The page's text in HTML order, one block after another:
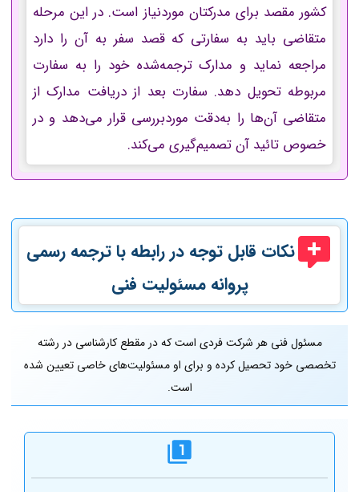
کشور مقصد برای مدرکتان موردنیاز است. در این مرحله
متقاضی باید به سفارتی که قصد سفر به آن را دارد
مراجعه نماید و مدارک ترجمه‌شده خود را به سفارت
مربوطه تحویل دهد. سفارت بعد از دریافت مدارک از
متقاضی آن‌ها را به‌دقت موردبررسی قرار می‌دهد و در
خصوص تائید آن تصمیم‌گیری می‌کند.
نکات قابل توجه در رابطه با ترجمه رسمی
پروانه مسئولیت فنی
مسئول فنی هر شرکت فردی است که در مقطع کارشناسی در رشته
تخصصی خود تحصیل کرده و برای او مسئولیت‌های خاصی تعیین شده
است.